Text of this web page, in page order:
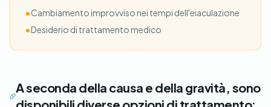
•Cambiamento improvviso nei tempi dell'eiaculazione
•Desiderio di trattamento medico
A seconda della causa e della gravità, sono